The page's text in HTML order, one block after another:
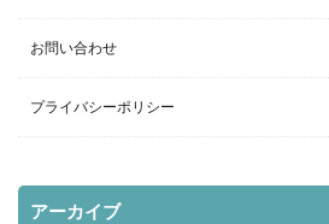
お問い合わせ
プライバシーポリシー
アーカイブ